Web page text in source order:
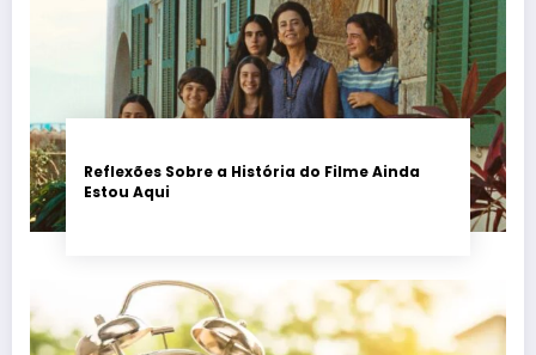
Reflexões Sobre a História do Filme Ainda
Estou Aqui